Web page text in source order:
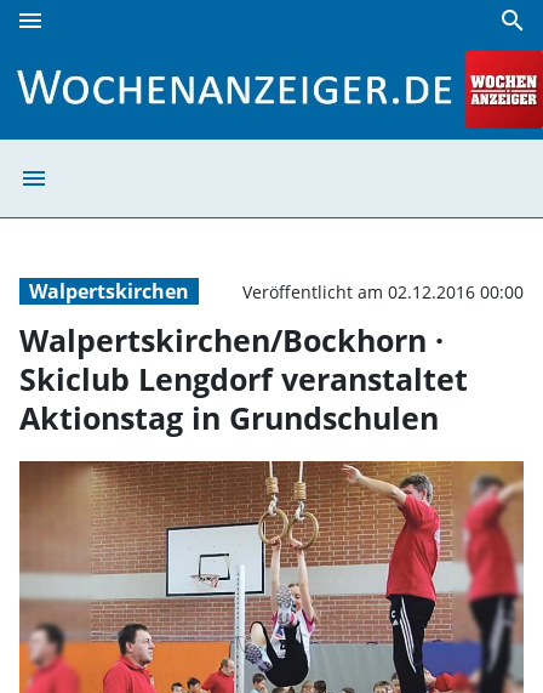
menu search
menu
Walpertskirchen Veröffentlicht am 02.12.2016 00:00
Walpertskirchen/Bockhorn ·
Skiclub Lengdorf veranstaltet
Aktionstag in Grundschulen